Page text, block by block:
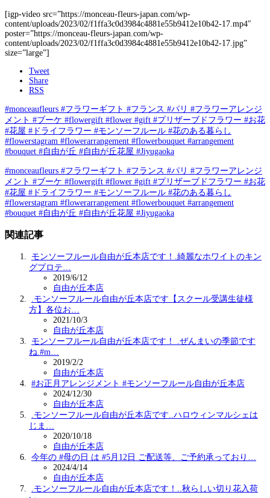
[igp-video src=”https://monceau-fleurs-japan.com/wp-
content/uploads/2023/02/f1ffa3c0d3984c4881e55b9412e10b42-17.mp4″
poster=”https://monceau-fleurs-japan.com/wp-
content/uploads/2023/02/f1ffa3c0d3984c4881e55b9412e10b42-17.jpg”
size=”large”]
Tweet
Share
RSS
#monceaufleurs #フラワーギフト #フランス #パリ #フラワーアレンジ
メント #ブーケ #flowergift #flower #gift #プリザーブドフラワー #お花
#花屋 #ドライフラワー #モンソーフルール #花のある暮らし
#flowerstagram #flowerarrangement #flowerbouquet #arrangement
#bouquet #自由が丘 #自由が丘花屋 #Jiyugaoka
#monceaufleurs #フラワーギフト #フランス #パリ #フラワーアレンジ
メント #ブーケ #flowergift #flower #gift #プリザーブドフラワー #お花
#花屋 #ドライフラワー #モンソーフルール #花のある暮らし
#flowerstagram #flowerarrangement #flowerbouquet #arrangement
#bouquet #自由が丘 #自由が丘花屋 #Jiyugaoka
関連記事
モンソーフルール自由が丘本店です！.綺麗なホワイトのキン
グプロテ…
2019/6/12
自由が丘本店
.モンソーフルール自由が丘本店です【スクール受講生徒様
方】各位お…
2021/10/3
自由が丘本店
モンソーフルール自由が丘本店です！ .ぜんまいの季節です
ね.#m…
2019/2/2
自由が丘本店
#お正月アレンジメント #モンソーフルール自由が丘本店
2024/12/30
自由が丘本店
.モンソーフルール自由が丘本店です️..ハロウィンマルシェは
じま…
2020/10/18
自由が丘本店
今年の #母の日 は #5月12日 ご配送等、ご予約承っており…
2024/4/14
自由が丘本店
.モンソーフルール自由が丘本店です！..秋らしい切り花入荷